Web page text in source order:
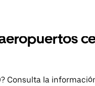
Consulta la